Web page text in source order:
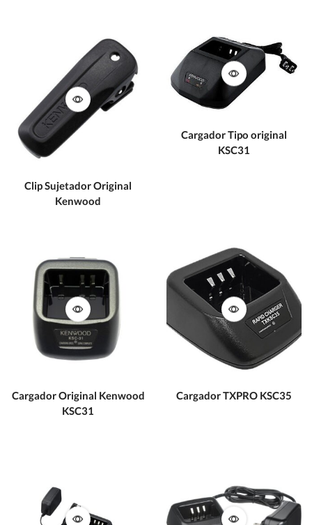
Clip Sujetador Original
Kenwood
Cargador Tipo original
KSC31
Cargador Original Kenwood
KSC31
Cargador TXPRO KSC35